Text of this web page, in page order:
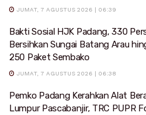
JUMAT, 7 AGUSTUS 2026 | 06:39
Bakti Sosial HJK Padang, 330
Bersihkan Sungai Batang Arau
250 Paket Sembako
JUMAT, 7 AGUSTUS 2026 | 06:38
Pemko Padang Kerahkan Alat
Lumpur Pascabanjir, TRC PUPR